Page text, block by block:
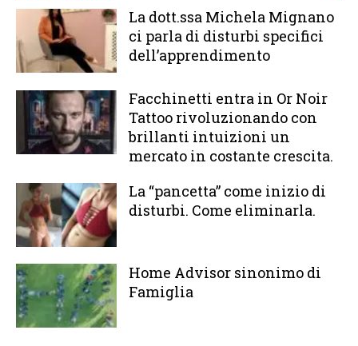
La dott.ssa Michela Mignano
ci parla di disturbi specifici
dell’apprendimento
Facchinetti entra in Or Noir
Tattoo rivoluzionando con
brillanti intuizioni un
mercato in costante crescita.
La “pancetta” come inizio di
disturbi. Come eliminarla.
Home Advisor sinonimo di
Famiglia